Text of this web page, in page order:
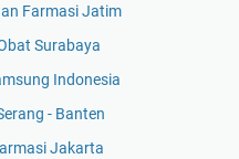
Farmasi Jatim
Surabaya
Indonesia
- Banten
Jakarta